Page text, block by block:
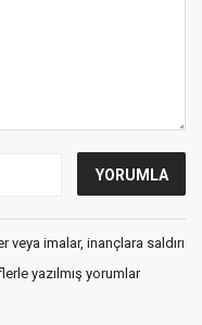
imalar, inançlara saldırı
yazılmış yorumlar